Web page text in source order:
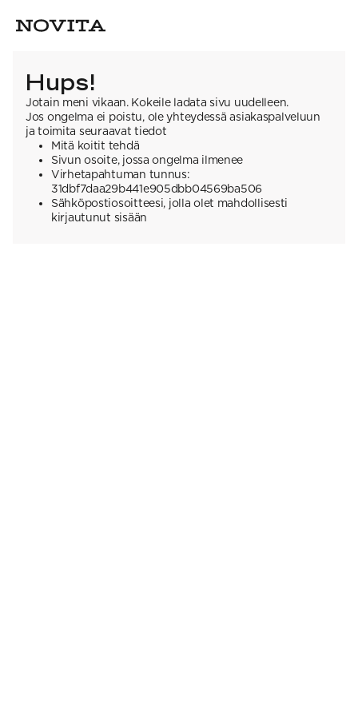
Hups!
Jotain meni vikaan. Kokeile ladata sivu uudelleen.
Jos ongelma ei poistu, ole yhteydessä asiakaspalveluun
ja toimita seuraavat tiedot
Mitä koitit tehdä
Sivun osoite, jossa ongelma ilmenee
Virhetapahtuman tunnus:
31dbf7daa29b441e905dbb04569ba506
Sähköpostiosoitteesi, jolla olet mahdollisesti
kirjautunut sisään